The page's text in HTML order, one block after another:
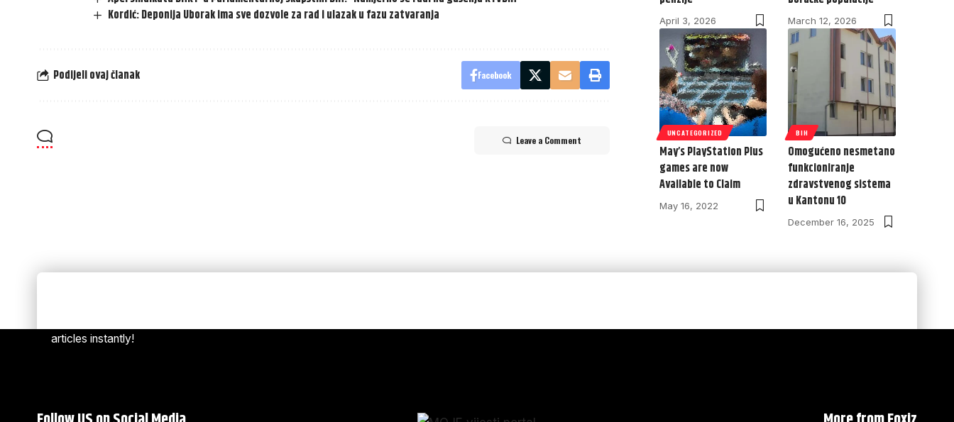
Kordić: Deponija Uborak ima sve dozvole za rad i ulazak u fazu zatvaranja
Podijeli ovaj članak Facebook
Leave a Comment
April 3, 2026 March 12, 2026
UNCATEGORIZED
May’s PlayStation Plus
games are now
Available to Claim
May 16, 2022
BIH
Omogućeno nesmetano
funkcioniranje
zdravstvenog sistema
u Kantonu 10
December 16, 2025
articles instantly!